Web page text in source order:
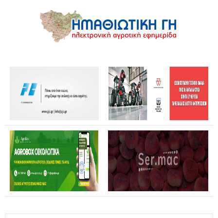
Θανάσης Καββαδάς: Θωρακίζεται όλη η χώρα απέναντι